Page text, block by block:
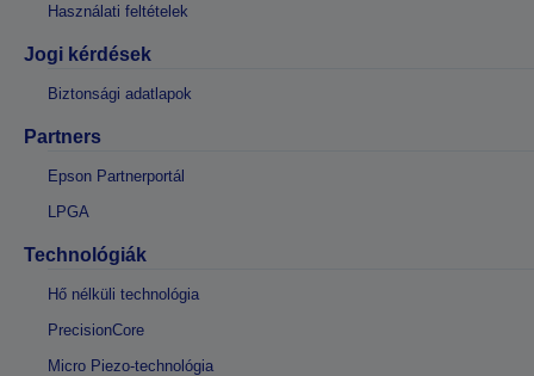
Használati feltételek
Jogi kérdések
Biztonsági adatlapok
Partners
Epson Partnerportál
LPGA
Technológiák
Hő nélküli technológia
PrecisionCore
Micro Piezo-technológia